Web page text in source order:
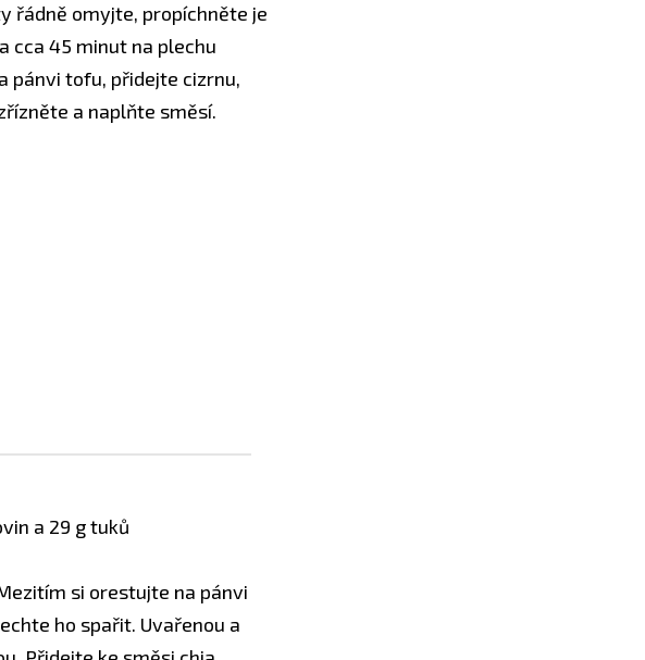
řádně omyjte, propíchněte je
cca 45 minut na plechu
pánvi tofu, přidejte cizrnu,
a naplňte směsí.
a 29 g tuků
si orestujte na pánvi
ho spařit. Uvařenou a